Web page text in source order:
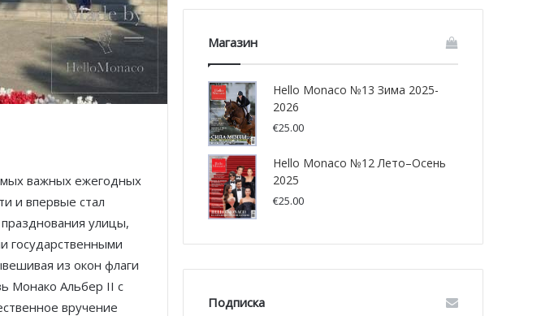
важных ежегодных
и впервые стал
улицы,
государственными
из окон флаги
Монако Альбер II с
вручение
Магазин
Hello Monaco №13 Зима 2025-
2026
€25.00
Hello Monaco №12 Лето–Осень
2025
€25.00
Подписка